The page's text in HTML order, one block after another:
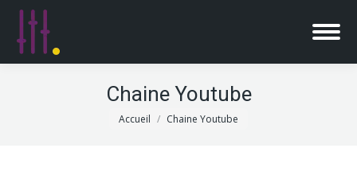
Chaine Youtube
Vous êtes ici :
Accueil Chaine Youtube